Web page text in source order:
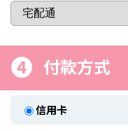
4 付款方式
信用卡